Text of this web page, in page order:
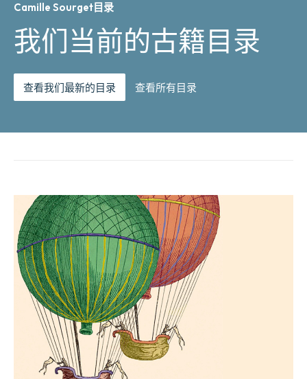
Camille Sourget目录
我们当前的古籍目录
查看我们最新的目录 查看所有目录